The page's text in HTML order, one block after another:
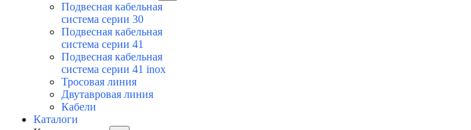
Подвесная кабельная
система серии 30
Подвесная кабельная
система серии 41
Подвесная кабельная
система серии 41 inox
Тросовая линия
Двутавровая линия
Кабели
Каталоги